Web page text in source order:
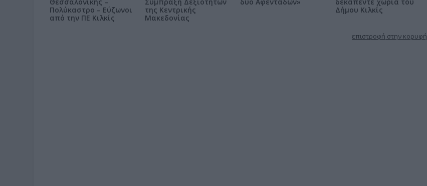
Πολύκαστρο – Εύζωνοι
από την ΠΕ Κιλκίς
της Κεντρικής
Μακεδονίας
Δήμου Κιλκίς
επιστροφή στην κορυφή